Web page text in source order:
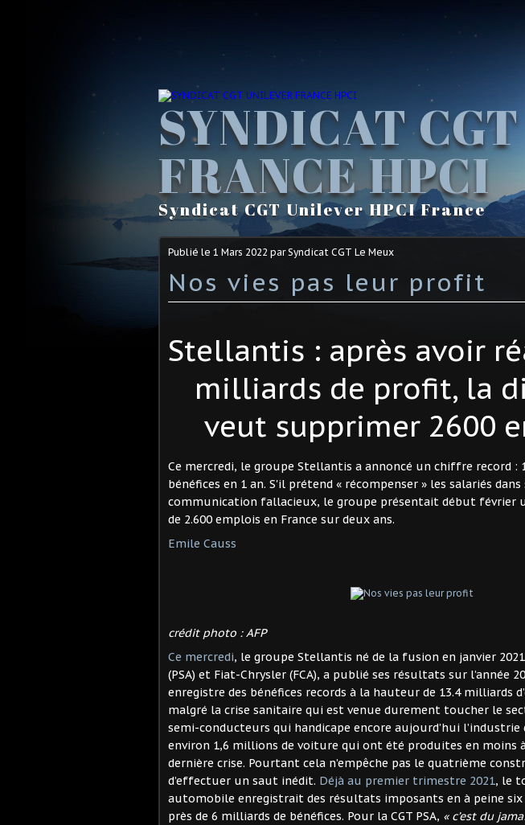
SYNDICAT
FRANCE HPCI
Syndicat CGT Unilever HPCI France
Publié le 1 Mars 2022 par Syndicat CGT Le Meux
Nos vies pas leur profit
Stellantis : après avoir
milliards de profit, la
veut supprimer 2600
Ce mercredi, le groupe Stellantis a annoncé un chiffre record :
bénéfices en 1 an. S'il prétend « récompenser » les salariés dans
communication fallacieux, le groupe présentait début février
de 2.600 emplois en France sur deux ans.
Emile Causs
crédit photo : AFP
Ce mercredi, le groupe Stellantis né de la fusion en janvier
(PSA) et Fiat-Chrysler (FCA), a publié ses résultats sur l’année
enregistre des bénéfices records à la hauteur de 13.4 milliards
malgré la crise sanitaire qui est venue durement toucher le
semi-conducteurs qui handicape encore aujourd’hui l’industrie
environ 1,6 millions de voiture qui ont été produites en moins
dernière crise. Pourtant cela n’empêche pas le quatrième
d’effectuer un saut inédit. Déjà au premier trimestre 2021, le
automobile enregistrait des résultats imposants en à peine six
près de 6 milliards de bénéfices. Pour la CGT PSA, « c’est du